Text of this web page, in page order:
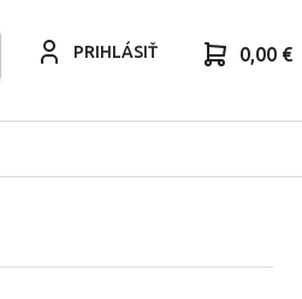
PRIHLÁSIŤ 0,00 €